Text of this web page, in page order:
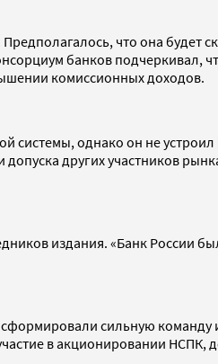
что она будет
банков подчеркивал,
комиссионных доходов.
системы, однако он не
других участников
издания. «Банк России
сильную команду
в акционировании НСПК,